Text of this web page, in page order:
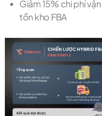
Giảm 15% chi phí
tồn kho FBA